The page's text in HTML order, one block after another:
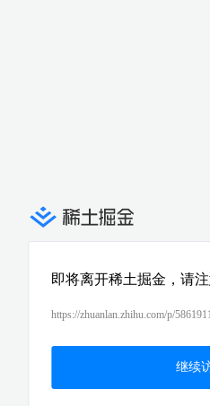
即将离开稀土掘金，请
https://zhuanlan.zhihu.com/p/
继续